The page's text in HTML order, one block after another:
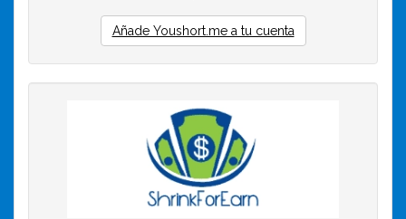
Añade Youshort.me a tu cuenta